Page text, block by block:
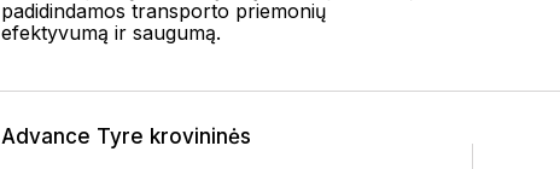
padidindamos transporto priemonių
efektyvumą ir saugumą.
Advance Tyre krovininės